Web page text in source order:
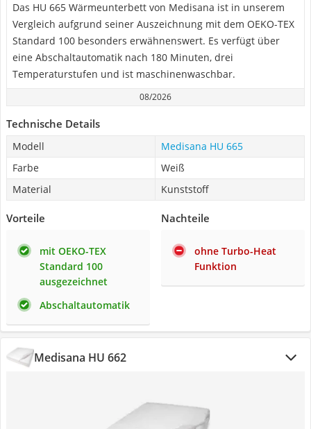
Das HU 665 Wärmeunterbett von Medisana ist in unserem
Vergleich aufgrund seiner Auszeichnung mit dem OEKO-TEX
Standard 100 besonders erwähnenswert. Es verfügt über
eine Abschaltautomatik nach 180 Minuten, drei
Temperaturstufen und ist maschinenwaschbar.
08/2026
Technische Details
Modell
Medisana HU 665
Farbe
Weiß
Material
Kunststoff
Vorteile
mit OEKO-TEX
Standard 100
ausgezeichnet
Abschaltautomatik
Nachteile
ohne Turbo-Heat
Funktion
Medisana HU 662